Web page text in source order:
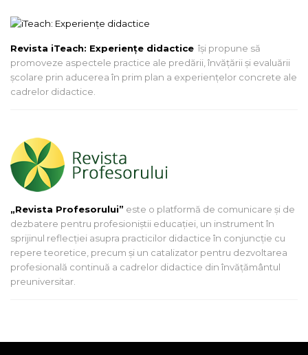
Revista iTeach: Experienţe didactice îşi propune să
promoveze aspectele practice ale predării, învăţării şi evaluării
şcolare prin aducerea în prim plan a experienţelor concrete ale
cadrelor didactice.
„Revista Profesorului” este o platformă de comunicare și de
dezbatere pentru profesioniștii educației, un instrument în
sprijinul reflecției asupra practicilor didactice în conjuncție cu
repere teoretice, precum și un catalizator pentru dezvoltarea
profesională continuă a cadrelor didactice din învățământul
preuniversitar.